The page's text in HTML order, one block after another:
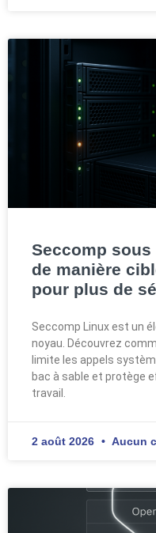
Seccomp
de manière
pour plus de
Seccomp Linux est un
noyau. Découvrez
limite les appels
bac à sable et protège
travail.
2 août 2026 Aucun